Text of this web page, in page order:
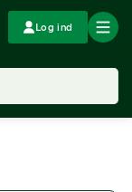
Log ind